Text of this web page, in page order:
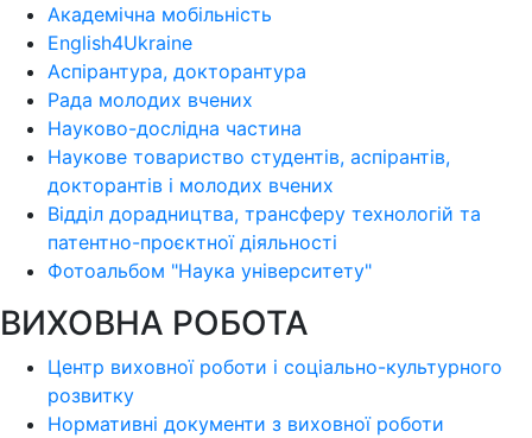
Академічна мобільність
English4Ukraine
Аспірантура, докторантура
Рада молодих вчених
Науково-дослідна частина
Наукове товариство студентів, аспірантів,
докторантів і молодих вчених
Відділ дорадництва, трансферу технологій та
патентно-проєктної діяльності
Фотоальбом "Наука університету"
ВИХОВНА РОБОТА
Центр виховної роботи і соціально-культурного
розвитку
Нормативні документи з виховної роботи